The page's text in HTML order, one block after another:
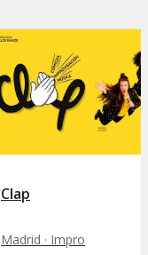
Clap
Madrid · Impro